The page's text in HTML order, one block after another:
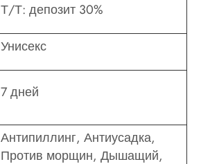
Т/Т: депозит 30%
Унисекс
7 дней
Антипиллинг, Антиусадка,
Против морщин, Дышащий,